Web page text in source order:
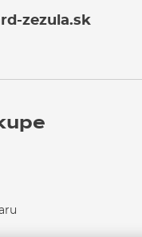
zezula.sk